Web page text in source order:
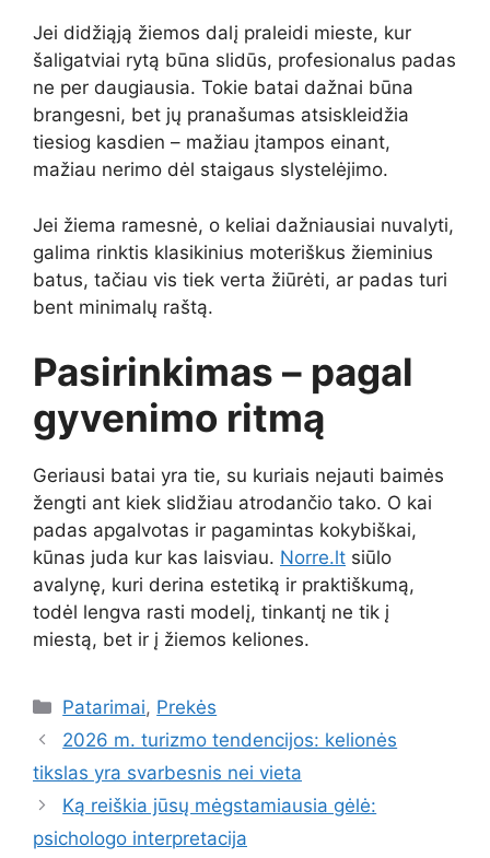
Jei didžiąją žiemos dalį praleidi mieste, kur
šaligatviai rytą būna slidūs, profesionalus padas
ne per daugiausia. Tokie batai dažnai būna
brangesni, bet jų pranašumas atsiskleidžia
tiesiog kasdien – mažiau įtampos einant,
mažiau nerimo dėl staigaus slystelėjimo.
Jei žiema ramesnė, o keliai dažniausiai nuvalyti,
galima rinktis klasikinius moteriškus žieminius
batus, tačiau vis tiek verta žiūrėti, ar padas turi
bent minimalų raštą.
Pasirinkimas – pagal
gyvenimo ritmą
Geriausi batai yra tie, su kuriais nejauti baimės
žengti ant kiek slidžiau atrodančio tako. O kai
padas apgalvotas ir pagamintas kokybiškai,
kūnas juda kur kas laisviau. Norre.lt siūlo
avalynę, kuri derina estetiką ir praktiškumą,
todėl lengva rasti modelį, tinkantį ne tik į
miestą, bet ir į žiemos keliones.
Kategorijos
Patarimai, Prekės
2026 m. turizmo tendencijos: kelionės
tikslas yra svarbesnis nei vieta
Ką reiškia jūsų mėgstamiausia gėlė:
psichologo interpretacija